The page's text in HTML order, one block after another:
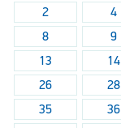
2 4
8
9
13
14
26
28
35
36